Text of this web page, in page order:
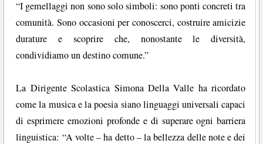
“I gemellaggi non sono solo simboli: sono ponti concreti tra
comunità. Sono occasioni per conoscerci, costruire amicizie
durature e scoprire che, nonostante le diversità,
condividiamo un destino comune.”
La Dirigente Scolastica Simona Della Valle ha ricordato
come la musica e la poesia siano linguaggi universali capaci
di esprimere emozioni profonde e di superare ogni barriera
linguistica: “A volte – ha detto – la bellezza delle note e dei